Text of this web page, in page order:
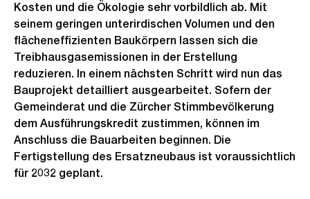
Kosten und die Ökologie sehr vorbildlich ab. Mit
seinem geringen unterirdischen Volumen und den
flächeneffizienten Baukörpern lassen sich die
Treibhausgasemissionen in der Erstellung
reduzieren. In einem nächsten Schritt wird nun das
Bauprojekt detailliert ausgearbeitet. Sofern der
Gemeinderat und die Zürcher Stimmbevölkerung
dem Ausführungskredit zustimmen, können im
Anschluss die Bauarbeiten beginnen. Die
Fertigstellung des Ersatzneubaus ist voraussichtlich
für 2032 geplant.